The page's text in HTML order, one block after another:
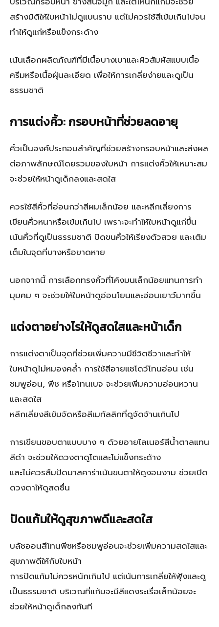
สร้างมิติให้ใบหน้าไม่ดูแบนราบ แต่ไม่ควรใช้สีเข้มเกินไปจน
ทำให้ดูแก่หรือแข็งกระด้าง
เน้นเลือกผลิตภัณฑ์ที่มีเนื้อบางเบาและผิวสัมผัสแบบเนื้อ
ครีมหรือเนื้อฝุ่นละเอียด เพื่อให้การเกลี่ยง่ายและดูเป็น
ธรรมชาติ
การแต่งคิ้ว: กรอบหน้าที่ช่วยลดอายุ
คิ้วเป็นองค์ประกอบสำคัญที่ช่วยสร้างกรอบหน้าและส่งผล
ต่อภาพลักษณ์โดยรวมของใบหน้า การแต่งคิ้วให้เหมาะสม
จะช่วยให้หน้าดูเด็กลงและสดใส
ควรใช้สีคิ้วที่อ่อนกว่าสีผมเล็กน้อย และหลีกเลี่ยงการ
เขียนคิ้วหนาหรือเข้มเกินไป เพราะจะทำให้ใบหน้าดูแก่ขึ้น
เน้นคิ้วที่ดูเป็นธรรมชาติ ปัดขนคิ้วให้เรียงตัวสวย และเติม
เต็มในจุดที่บางหรือขาดหาย
นอกจากนี้ การเลือกทรงคิ้วที่โค้งมนเล็กน้อยแทนการทำ
มุมคม ๆ จะช่วยให้ใบหน้าดูอ่อนโยนและอ่อนเยาว์มากขึ้น
แต่งตาอย่างไรให้ดูสดใสและหน้าเด็ก
การแต่งตาเป็นจุดที่ช่วยเพิ่มความมีชีวิตชีวาและทำให้
ใบหน้าดูไม่หมองคล้ำ การใช้สีอายแชโดว์โทนอ่อน เช่น
ชมพูอ่อน, พีช หรือโทนเบจ จะช่วยเพิ่มความอ่อนหวาน
และสดใส
หลีกเลี่ยงสีเข้มจัดหรือสีเมทัลลิกที่ดูจัดจ้านเกินไป
การเขียนขอบตาแบบบาง ๆ ด้วยอายไลเนอร์สีน้ำตาลแทน
สีดำ จะช่วยให้ดวงตาดูโตและไม่แข็งกระด้าง
และไม่ควรลืมปัดมาสคาร่าเน้นขนตาให้ดูงอนงาม ช่วยเปิด
ดวงตาให้ดูสดชื่น
ปัดแก้มให้ดูสุขภาพดีและสดใส
บลัชออนสีโทนพีชหรือชมพูอ่อนจะช่วยเพิ่มความสดใสและ
สุขภาพดีให้กับใบหน้า
การปัดแก้มไม่ควรหนักเกินไป แต่เน้นการเกลี่ยให้ฟุ้งและดู
เป็นธรรมชาติ บริเวณที่แก้มจะมีสีแดงระเรื่อเล็กน้อยจะ
ช่วยให้หน้าดูเด็กลงทันที